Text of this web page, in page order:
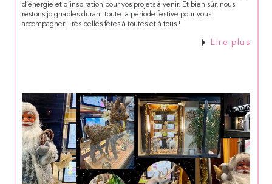
d’énergie et d’inspiration pour vos projets à venir. Et bien sûr, nous
restons joignables durant toute la période festive pour vous
accompagner. Très belles fêtes à toutes et à tous !
Lire plus